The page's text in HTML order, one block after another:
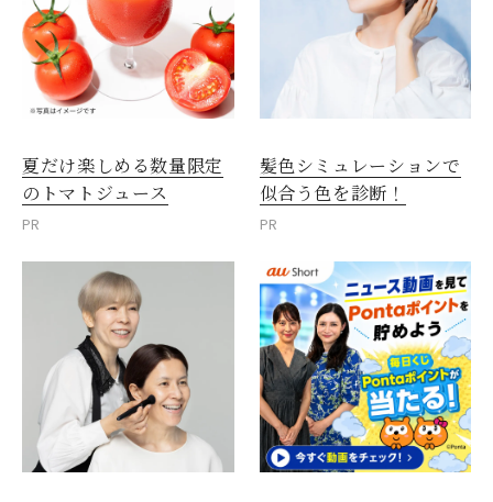
夏だけ楽しめる数量限定
のトマトジュース
PR
髪色シミュレーションで
似合う色を診断！
PR